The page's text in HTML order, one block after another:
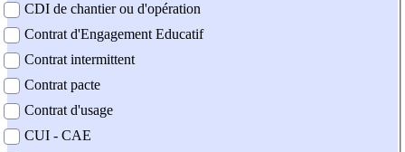
CDI de chantier ou d'opération
Contrat d'Engagement Educatif
Contrat intermittent
Contrat pacte
Contrat d'usage
CUI - CAE